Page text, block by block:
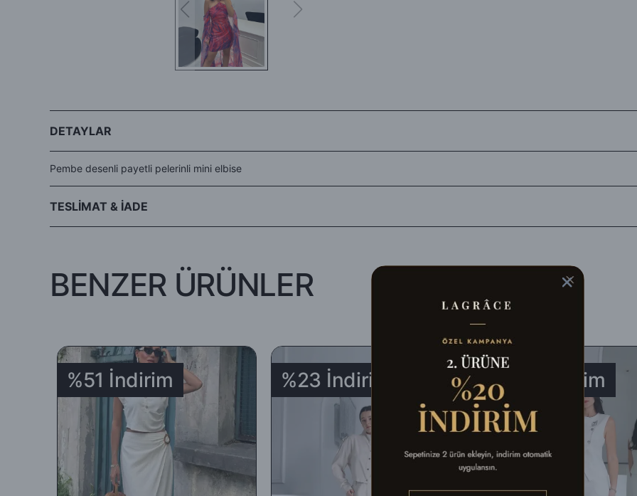
DETAYLAR
Pembe desenli payetli pelerinli mini elbise
TESLİMAT & İADE
-İade edilecek ürünün orijinal ambalajında, tüm aksesuar ve ambalaj malzemeleri ile birlikte eksiksiz olarak, fiziksel açıdan hasar
-İade ya da değişim yapılmasını istediğiniz ürünü DHLKargoaracılığıyla faturasıyla birlikte aşağıdaki adrese gönderebilirsiniz. Farklı
İadenizi' 969351153 ‘kodunuDHL Kargo çalışanlarına ileterek gerçekleştirebilirsiniz.
-Sipariş edilen ürünlerin tümü mazeretsiz şekilde ( yanlış ürün, defo vb.) iade ediliyorsa, İade bedelinden kargo ücretleri düşülerek
-İade için göndermiş olduğunuz ürün / ürünler 5 günü geçmiş, kullanılmış, satılabilirlik özelliğini kaybetmiş, Faturası (varsa)
edilmeyecek, tarafınıza (mesajla bildirilip) karşı ödemeli olarak tekrar gönderilecektir.
BENZER ÜRÜNLER
%51 İndirim %23 İndirim %36 İndirim